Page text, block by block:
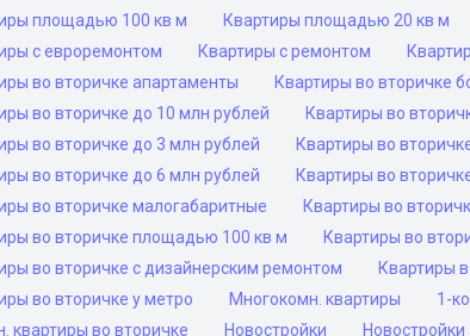
площадью 100 кв м
Квартиры площадью 20 кв м
с евроремонтом
Квартиры с ремонтом
во вторичке апартаменты
Квартиры во вторичке
во вторичке до 10 млн рублей
Квартиры во
во вторичке до 3 млн рублей
Квартиры во
во вторичке до 6 млн рублей
Квартиры во
во вторичке малогабаритные
Квартиры во
во вторичке площадью 100 кв м
Квартиры во
во вторичке с дизайнерским ремонтом
Квартиры
во вторичке у метро
Многокомн. квартиры 1-
квартиры во вторичке
Новостройки